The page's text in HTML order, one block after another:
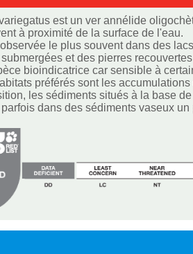
est un ver annélide
à proximité de la surface de l'eau.
le plus souvent dans des
et des pierres
bioindicatrice car sensible à
préférés sont les
les sédiments situés à la base
dans des sédiments vaseux